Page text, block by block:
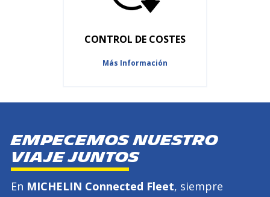
CONTROL DE COSTES
Más Información
Empecemos nuestro
viaje juntos
En MICHELIN Connected Fleet, siempre